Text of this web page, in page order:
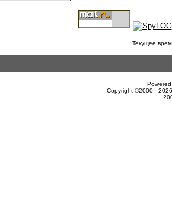
Текущее
Copyright ©2000 -